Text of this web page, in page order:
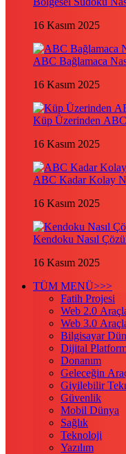
16 Kasım 2025
ABC Bağlamaca
16 Kasım 2025
Küp Üzerinden
16 Kasım 2025
ABC Kadar Kolay
16 Kasım 2025
Kendoku Nasıl
16 Kasım 2025
TÜM MENÜ>>>
Fatih Projesi
Web 2.0
Web 3.0
Bilgisayar
Dijital
Donanım
Geleceğin
Giyilebilir
Güvenlik
Mobil Dünya
Sağlık
Teknoloji
Yazılım